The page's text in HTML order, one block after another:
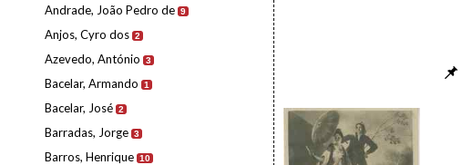
Andrade, João Pedro de 9
Anjos, Cyro dos 2
Azevedo, António 3
Bacelar, Armando 1
Bacelar, José 2
Barradas, Jorge 3
Barros, Henrique 10